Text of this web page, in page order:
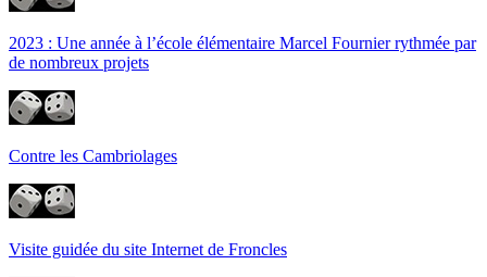
2023 : Une année à l’école élémentaire Marcel Fournier rythmée par
de nombreux projets
Contre les Cambriolages
Visite guidée du site Internet de Froncles